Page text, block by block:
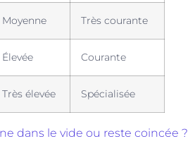
Moyenne Très courante
Élevée Courante
Très élevée Spécialisée
dans le vide ou reste coincée ?